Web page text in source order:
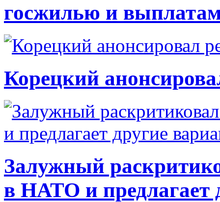
госжилью и
Корецкий
Залужный
в НАТО и предлагает